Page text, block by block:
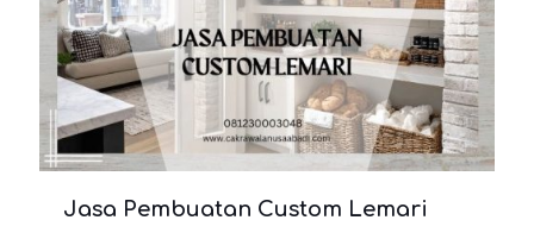
Jasa Pembuatan Custom Lemari